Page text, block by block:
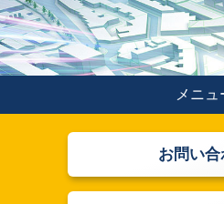
メニュ
お問い合